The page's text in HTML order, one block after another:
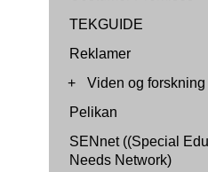
TEKGUIDE
Reklamer
+
Viden og forskning
Pelikan
SENnet ((Special
Needs Network)